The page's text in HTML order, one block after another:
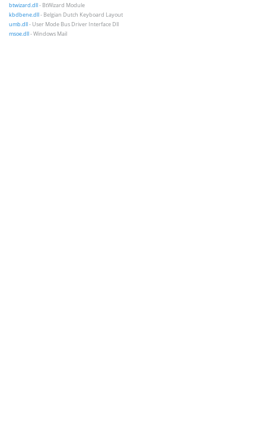
btwizard.dll- BtWizard Module
kbdbene.dll- Belgian Dutch Keyboard Layout
umb.dll- User Mode Bus Driver Interface Dll
msoe.dll- Windows Mail